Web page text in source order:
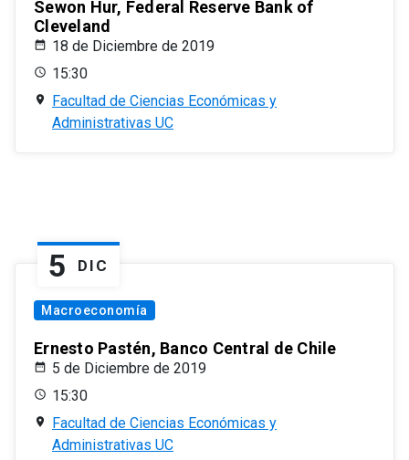
Sewon Hur, Federal Reserve Bank of
Cleveland
18 de Diciembre de 2019
15:30
Facultad de Ciencias Económicas y
Administrativas UC
5 DIC
Macroeconomía
Ernesto Pastén, Banco Central de Chile
5 de Diciembre de 2019
15:30
Facultad de Ciencias Económicas y
Administrativas UC